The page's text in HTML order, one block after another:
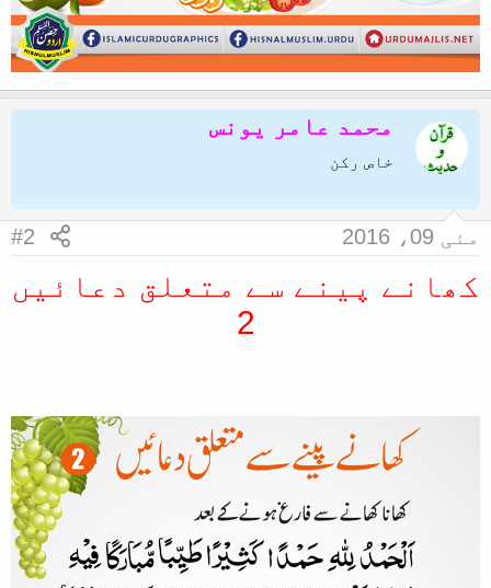
محمد عامر یونس
خاص رکن
مئی 09، 2016 #2
کھانے پینے سے متعلق دعائیں
2